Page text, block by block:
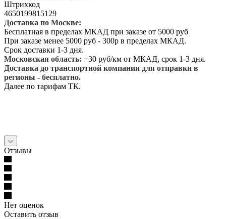
Штрихкод
4650199815129
Доставка по Москве:
Бесплатная в пределах МКАД при заказе от 5000 руб
При заказе менее 5000 руб - 300р в пределах МКАД.
Срок доставки 1-3 дня.
Московская область: +30 руб/км от МКАД, срок 1-3 дня.
Доставка до транспортной компании для отправки в
регионы - бесплатно.
Далее по тарифам ТК.
Отзывы
Нет оценок
Оставить отзыв